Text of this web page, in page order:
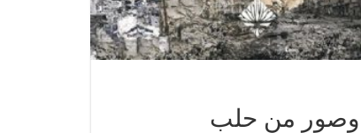
وصور من حلب